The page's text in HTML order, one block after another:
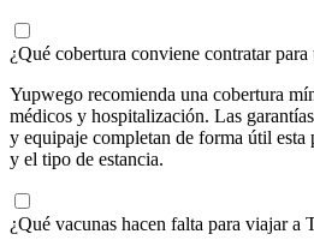
¿Qué cobertura conviene contratar
Yupwego recomienda una cobertura
médicos y hospitalización. Las
y equipaje completan de forma útil esta
y el tipo de estancia.
¿Qué vacunas hacen falta para viajar a